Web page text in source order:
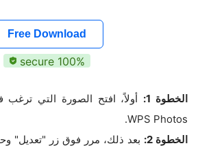
Free Download
100% secure
الخطوة 1:
أولاً، افتح الصورة التي ترغب
WPS Photos.
الخطوة 2:
بعد ذلك، مرر فوق زر "تعديل"